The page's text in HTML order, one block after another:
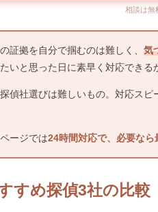
相談は無
証拠を自分で掴むのは難しく、 気
いと思った日に素早く対応できる
偵社選びは難しいもの。対応スピ
ージでは24時間対応で、必要な
すめ探偵3社の比較